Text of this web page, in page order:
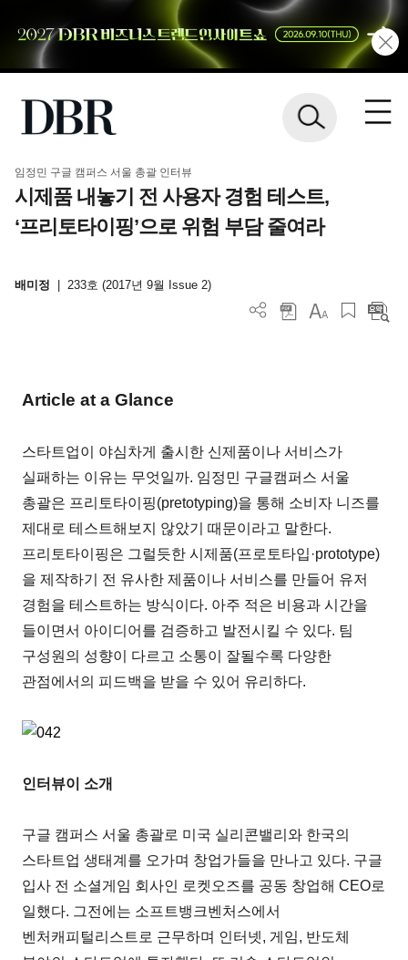
임정민 구글 캠퍼스 서울 총괄 인터뷰
시제품 내놓기 전 사용자 경험 테스트,
‘프리토타이핑’으로 위험 부담 줄여라
배미정 233호 (2017년 9월 Issue 2)
Article at a Glance
스타트업이 야심차게 출시한 신제품이나 서비스가
실패하는 이유는 무엇일까. 임정민 구글캠퍼스 서울
총괄은 프리토타이핑(pretotyping)을 통해 소비자 니즈를
제대로 테스트해보지 않았기 때문이라고 말한다.
프리토타이핑은 그럴듯한 시제품(프로토타입·prototype)
을 제작하기 전 유사한 제품이나 서비스를 만들어 유저
경험을 테스트하는 방식이다. 아주 적은 비용과 시간을
들이면서 아이디어를 검증하고 발전시킬 수 있다. 팀
구성원의 성향이 다르고 소통이 잘될수록 다양한
관점에서의 피드백을 받을 수 있어 유리하다.
인터뷰이 소개
구글 캠퍼스 서울 총괄로 미국 실리콘밸리와 한국의
스타트업 생태계를 오가며 창업가들을 만나고 있다. 구글
입사 전 소셜게임 회사인 로켓오즈를 공동 창업해 CEO로
일했다. 그전에는 소프트뱅크벤처스에서
벤처캐피털리스트로 근무하며 인터넷, 게임, 반도체